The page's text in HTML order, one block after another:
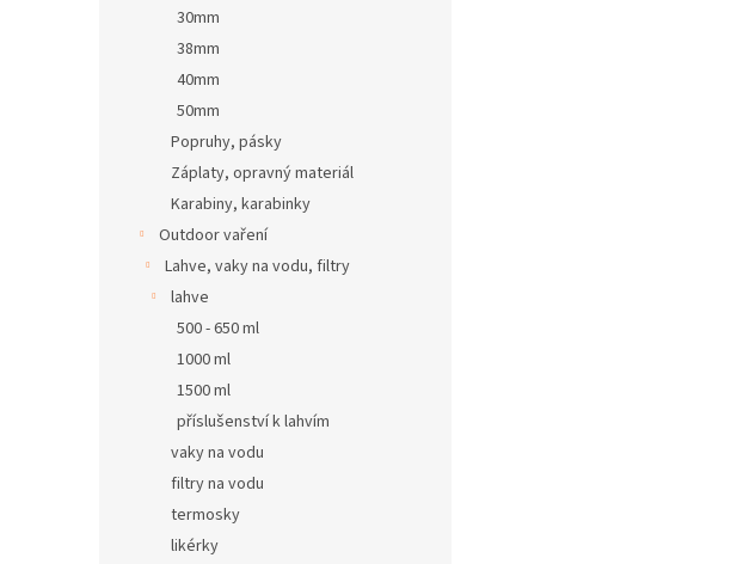
30mm
38mm
40mm
50mm
Popruhy, pásky
Záplaty, opravný materiál
Karabiny, karabinky
Outdoor vaření
Lahve, vaky na vodu, filtry
lahve
500 - 650 ml
1000 ml
1500 ml
příslušenství k lahvím
vaky na vodu
filtry na vodu
termosky
likérky